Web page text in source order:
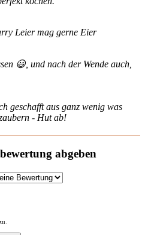
Leier mag gerne Eier
😃, und nach der Wende auch,
geschafft aus ganz wenig was
- Hut ab!
abgeben